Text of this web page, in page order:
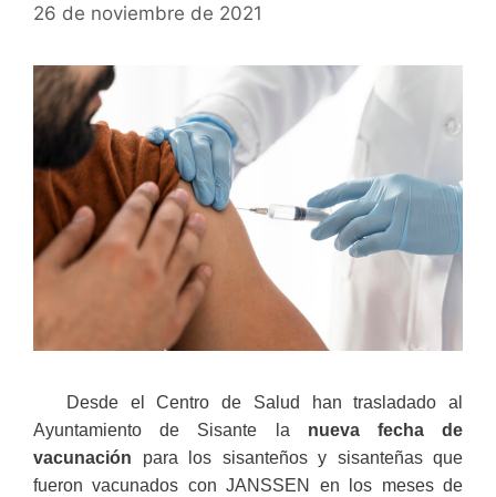
26 de noviembre de 2021
Desde el Centro de Salud han trasladado al
Ayuntamiento de Sisante la nueva fecha de
vacunación para los sisanteños y sisanteñas que
fueron vacunados con JANSSEN en los meses de